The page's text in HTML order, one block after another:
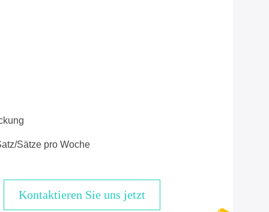
Sätze pro Woche
Kontaktieren Sie uns jetzt